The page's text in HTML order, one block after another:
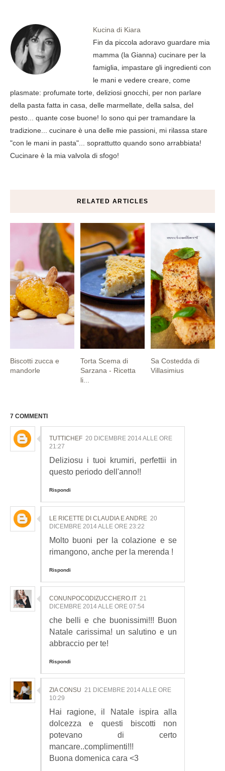
Kucina di Kiara
Fin da piccola adoravo guardare mia
mamma (la Gianna) cucinare per la
famiglia, impastare gli ingredienti con
le mani e vedere creare, come
plasmate: profumate torte, deliziosi gnocchi, per non parlare
della pasta fatta in casa, delle marmellate, della salsa, del
pesto... quante cose buone! Io sono qui per tramandare la
tradizione... cucinare è una delle mie passioni, mi rilassa stare
"con le mani in pasta"... soprattutto quando sono arrabbiata!
Cucinare è la mia valvola di sfogo!
RELATED ARTICLES
Biscotti zucca e
mandorle
Torta Scema di
Sarzana - Ricetta
li...
Sa Costedda di
Villasimius
7 COMMENTI
TUTTICHEF 20 DICEMBRE 2014 ALLE ORE
21:27
Deliziosu i tuoi krumiri, perfettii in
questo periodo dell'anno!!
Rispondi
LE RICETTE DI CLAUDIA E ANDRE 20
DICEMBRE 2014 ALLE ORE 23:22
Molto buoni per la colazione e se
rimangono, anche per la merenda !
Rispondi
CONUNPOCODIZUCCHERO.IT 21
DICEMBRE 2014 ALLE ORE 07:54
che belli e che buonissimi!!! Buon
Natale carissima! un salutino e un
abbraccio per te!
Rispondi
ZIA CONSU 21 DICEMBRE 2014 ALLE ORE
10:29
Hai ragione, il Natale ispira alla
dolcezza e questi biscotti non
potevano di certo
mancare..complimenti!!!
Buona domenica cara <3